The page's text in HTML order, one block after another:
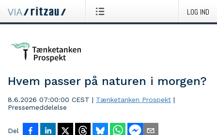
LOG IND
Hvem passer på naturen i morgen?
8.6.2026 07:00:00 CEST | Tænketanken Prospekt |
Pressemeddelelse
Del